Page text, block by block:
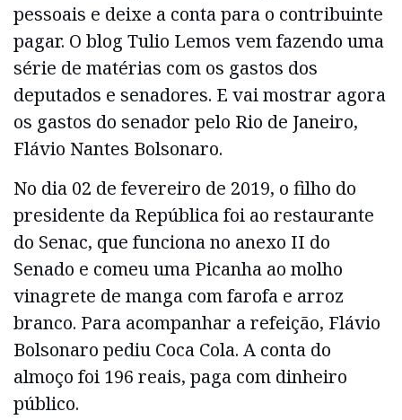
pessoais e deixe a conta para o contribuinte
pagar. O blog Tulio Lemos vem fazendo uma
série de matérias com os gastos dos
deputados e senadores. E vai mostrar agora
os gastos do senador pelo Rio de Janeiro,
Flávio Nantes Bolsonaro.
No dia 02 de fevereiro de 2019, o filho do
presidente da República foi ao restaurante
do Senac, que funciona no anexo II do
Senado e comeu uma Picanha ao molho
vinagrete de manga com farofa e arroz
branco. Para acompanhar a refeição, Flávio
Bolsonaro pediu Coca Cola. A conta do
almoço foi 196 reais, paga com dinheiro
público.